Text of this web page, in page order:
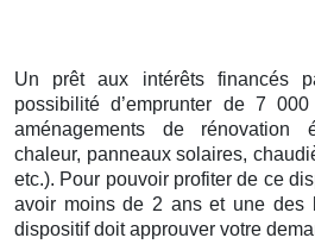
Un prêt aux intérêts financés
possibilité d’emprunter de 7
aménagements de rénovation
chaleur, panneaux solaires,
etc.). Pour pouvoir profiter de ce
avoir moins de 2 ans et une des
dispositif doit approuver votre